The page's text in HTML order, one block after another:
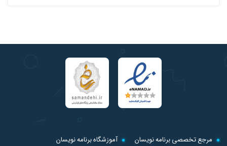
مرجع تخصصی برنامه نویسان
آموزشگاه برنامه نویسان